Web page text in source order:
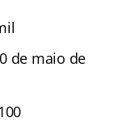
de maio de